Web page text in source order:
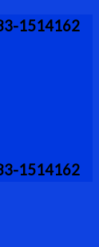
1514162
1514162